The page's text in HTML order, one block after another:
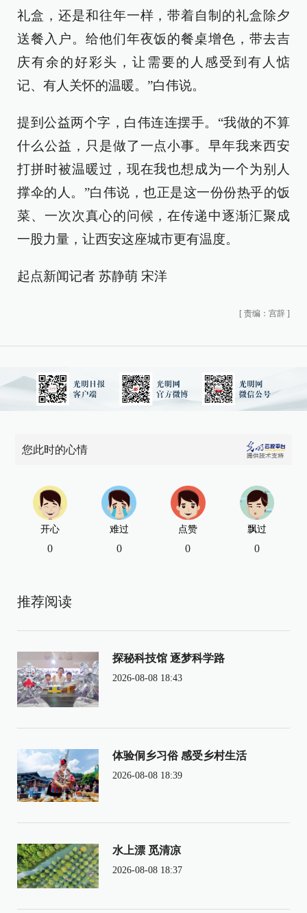
礼盒，还是和往年一样，带着自制的礼盒除夕
送餐入户。给他们年夜饭的餐桌增色，带去吉
庆有余的好彩头，让需要的人感受到有人惦
记、有人关怀的温暖。”白伟说。
提到公益两个字，白伟连连摆手。“我做的不算
什么公益，只是做了一点小事。早年我来西安
打拼时被温暖过，现在我也想成为一个为别人
撑伞的人。”白伟说，也正是这一份份热乎的饭
菜、一次次真心的问候，在传递中逐渐汇聚成
一股力量，让西安这座城市更有温度。
起点新闻记者 苏静萌 宋洋
[ 责编：宫辞 ]
您此时的心情
开心
0
难过
0
点赞
0
飘过
0
推荐阅读
探秘科技馆 逐梦科学路
2026-08-08 18:43
体验侗乡习俗 感受乡村生活
2026-08-08 18:39
水上漂 觅清凉
2026-08-08 18:37